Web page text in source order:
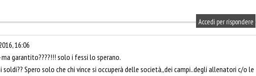
Accedi per rispondere
16:06
garantito????!!! solo i fessi lo sperano.
soldi?? Spero solo che chi vince si occuperà delle società,,dei campi..degli allenatori c/o le